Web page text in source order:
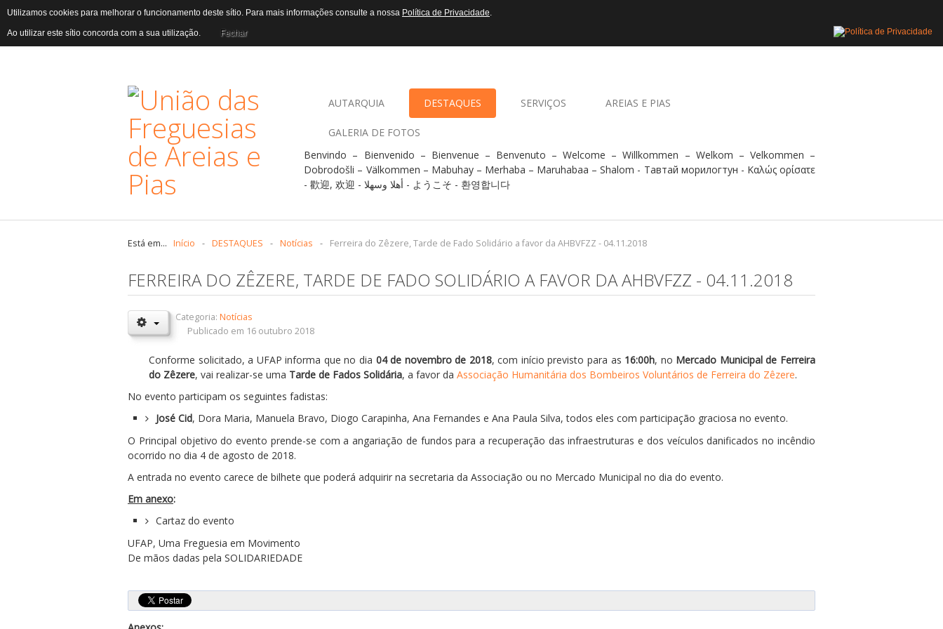
AUTARQUIA DESTAQUES SERVIÇOS AREIAS E PIAS
GALERIA DE FOTOS
Benvindo – Bienvenido – Bienvenue – Benvenuto – Welcome – Willkommen – Welkom – Velkommen –
Dobrodošli – Välkommen – Mabuhay – Merhaba – Maruhabaa – Shalom - Тавтай морилогтун - Καλώς ορίσατε
- 歡迎, 欢迎 - أهلا وسهلا - ようこそ - 환영합니다
Está em... Início - DESTAQUES - Notícias - Ferreira do Zêzere, Tarde de Fado Solidário a favor da AHBVFZZ - 04.11.2018
FERREIRA DO ZÊZERE, TARDE DE FADO SOLIDÁRIO A FAVOR DA AHBVFZZ - 04.11.2018
Categoria:Notícias
Publicado em 16 outubro 2018
Conforme solicitado, a UFAP informa que no dia 04 de novembro de 2018, com início previsto para as 16:00h, no Mercado Municipal de Ferreira
do Zêzere, vai realizar-se uma Tarde de Fados Solidária, a favor da Associação Humanitária dos Bombeiros Voluntários de Ferreira do Zêzere.
No evento participam os seguintes fadistas:
José Cid, Dora Maria, Manuela Bravo, Diogo Carapinha, Ana Fernandes e Ana Paula Silva, todos eles com participação graciosa no evento.
O Principal objetivo do evento prende-se com a angariação de fundos para a recuperação das infraestruturas e dos veículos danificados no incêndio
ocorrido no dia 4 de agosto de 2018.
A entrada no evento carece de bilhete que poderá adquirir na secretaria da Associação ou no Mercado Municipal no dia do evento.
Em anexo:
Cartaz do evento
UFAP, Uma Freguesia em Movimento
De mãos dadas pela SOLIDARIEDADE
Utilizamos cookies para melhorar o funcionamento deste sítio. Para mais informações consulte a nossa Política de Privacidade.
Ao utilizar este sítio concorda com a sua utilização. Fechar